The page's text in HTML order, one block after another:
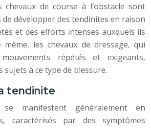
chevaux de course à l’obstacle sont
de développer des tendinites en raison
et des efforts intenses auxquels ils
les chevaux de dressage, qui
répétés et exigeants,
à ce type de blessure.
tendinite
manifestent généralement en
caractérisés par des symptômes